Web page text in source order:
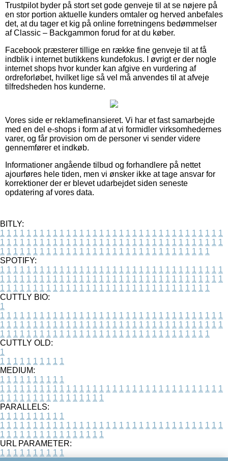
Trustpilot byder på stort set gode genveje til at se nøjere på
en stor portion aktuelle kunders omtaler og herved anbefales
det, at du tager et kig på online forretningens bedømmelser
af Classic – Backgammon forud for at du køber.
Facebook præsterer tillige en række fine genveje til at få
indblik i internet butikkens kundefokus. I øvrigt er der nogle
internet shops hvor kunder kan afgive en vurdering af
ordreforløbet, hvilket lige så vel må anvendes til at afveje
tilfredsheden hos kunderne.
Vores side er reklamefinansieret. Vi har et fast samarbejde
med en del e-shops i form af at vi formidler virksomhedernes
varer, og får provision om de personer vi sender videre
gennemfører et indkøb.
Informationer angående tilbud og forhandlere på nettet
ajourføres hele tiden, men vi ønsker ikke at tage ansvar for
korrektioner der er blevet udarbejdet siden seneste
opdatering af vores data.
BITLY:
1 1 1 1 1 1 1 1 1 1 1 1 1 1 1 1 1 1 1 1 1 1 1 1 1 1 1 1 1 1 1 1 1 1
1 1 1 1 1 1 1 1 1 1 1 1 1 1 1 1 1 1 1 1 1 1 1 1 1 1 1 1 1 1 1 1 1 1
1 1 1 1 1 1 1 1 1 1 1 1 1 1 1 1 1 1 1 1 1 1 1 1 1 1 1 1 1 1 1 1
SPOTIFY:
1 1 1 1 1 1 1 1 1 1 1 1 1 1 1 1 1 1 1 1 1 1 1 1 1 1 1 1 1 1 1 1 1 1
1 1 1 1 1 1 1 1 1 1 1 1 1 1 1 1 1 1 1 1 1 1 1 1 1 1 1 1 1 1 1 1 1 1
1 1 1 1 1 1 1 1 1 1 1 1 1 1 1 1 1 1 1 1 1 1 1 1 1 1 1 1 1 1 1 1
CUTTLY BIO:
1
1 1 1 1 1 1 1 1 1 1 1 1 1 1 1 1 1 1 1 1 1 1 1 1 1 1 1 1 1 1 1 1 1 1
1 1 1 1 1 1 1 1 1 1 1 1 1 1 1 1 1 1 1 1 1 1 1 1 1 1 1 1 1 1 1 1 1 1
1 1 1 1 1 1 1 1 1 1 1 1 1 1 1 1 1 1 1 1 1 1 1 1 1 1 1 1 1 1 1 1
CUTTLY OLD:
1
1 1 1 1 1 1 1 1 1 1
MEDIUM:
1 1 1 1 1 1 1 1 1 1
1 1 1 1 1 1 1 1 1 1 1 1 1 1 1 1 1 1 1 1 1 1 1 1 1 1 1 1 1 1 1 1 1 1
1 1 1 1 1 1 1 1 1 1 1 1 1 1 1 1
PARALLELS:
1 1 1 1 1 1 1 1 1 1
1 1 1 1 1 1 1 1 1 1 1 1 1 1 1 1 1 1 1 1 1 1 1 1 1 1 1 1 1 1 1 1 1 1
1 1 1 1 1 1 1 1 1 1 1 1 1 1 1 1
URL PARAMETER:
1 1 1 1 1 1 1 1 1 1